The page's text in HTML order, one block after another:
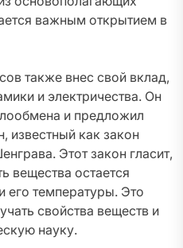
важным открытием в
также внес свой вклад,
и электричества. Он
и предложил
известный как закон
Этот закон гласит,
вещества остается
его температуры. Это
свойства веществ и
науку.